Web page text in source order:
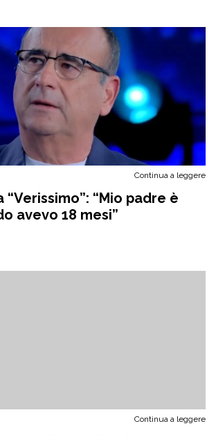
Continua a leggere
“Verissimo”: “Mio padre è
avevo 18 mesi”
Continua a leggere